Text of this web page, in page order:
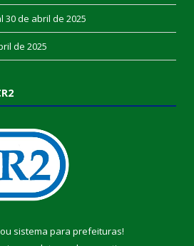
30 de abril de 2025
de 2025
ou sistema para prefeituras!